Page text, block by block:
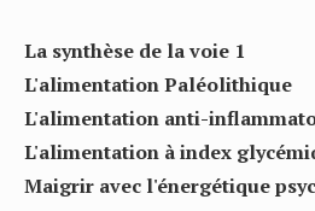
La synthèse de la voie 1
L'alimentation Paléolithique
L'alimentation anti-
L'alimentation à index
Maigrir avec l'énergétique